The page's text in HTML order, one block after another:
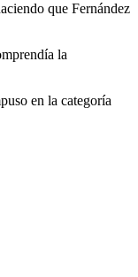
que Fernández
la
en la categoría